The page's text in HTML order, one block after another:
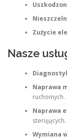
Zużycie
Nasze
Naprawa
ruchomych.
Naprawa
sterujących.
Wymiana